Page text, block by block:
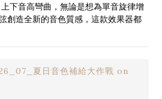
下音高彎曲，無論是想為單音旋律增
創造全新的音色質感，這款效果器都
夏日音色補給大作戰 on